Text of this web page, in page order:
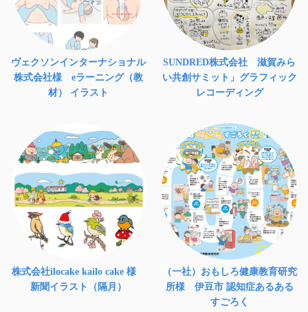
ヴェクソンインターナショナル
株式会社様 eラーニング（教
材） イラスト
SUNDRED株式会社 滋賀みら
い共創サミット」グラフィック
レコーディング
株式会社ilocake kailo cake 様
新聞イラスト（隔月）
（一社）おもしろ健康教育研究
所様 伊豆市 認知症あるある
すごろく